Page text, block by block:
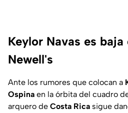
Keylor Navas es
Newell's
Ante los rumores que colocan a
Ospina en la órbita del cuadro
arquero de Costa Rica sigue